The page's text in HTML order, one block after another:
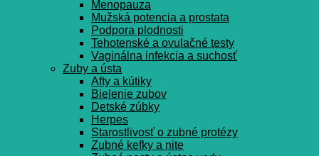
Menopauza
Mužská potencia a prostata
Podpora plodnosti
Tehotenské a ovulačné testy
Vaginálna infekcia a suchosť
Zuby a ústa
Afty a kútiky
Bielenie zubov
Detské zúbky
Herpes
Starostlivosť o zubné protézy
Zubné kefky a nite